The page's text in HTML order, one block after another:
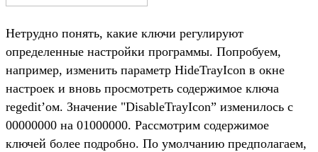
Нетрудно понять, какие ключи регулируют
определенные настройки программы. Попробуем,
например, изменить параметр HideTrayIcon в окне
настроек и вновь просмотреть содержимое ключа
regedit’ом. Значение "DisableTrayIcon” изменилось с
00000000 на 01000000. Рассмотрим содержимое
ключей более подробно. По умолчанию предполагаем,